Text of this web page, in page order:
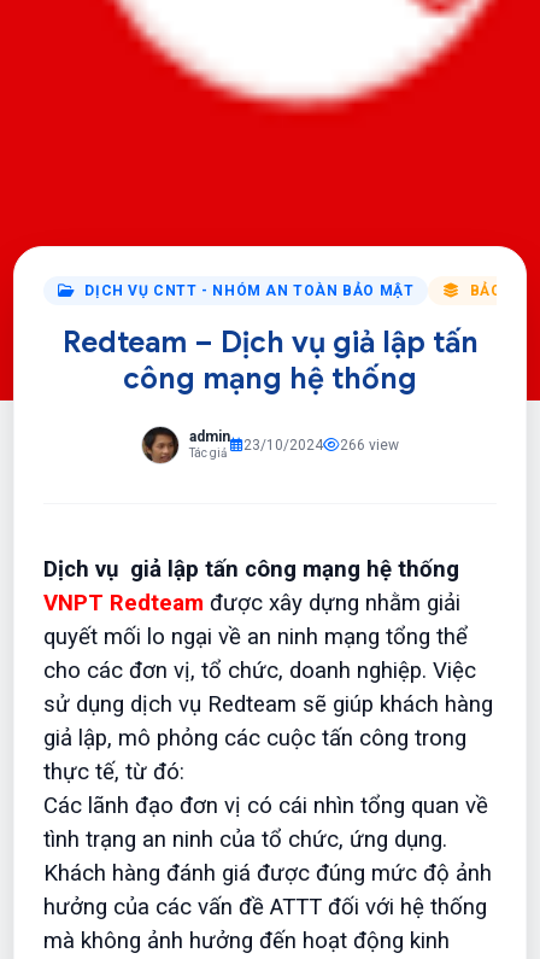
DỊCH VỤ CNTT - NHÓM AN TOÀN BẢO MẬT BẢO
Redteam – Dịch vụ giả lập tấn
công mạng hệ thống
admin
Tác giả 23/10/2024 266 view
Dịch vụ giả lập tấn công mạng hệ thống
VNPT Redteam được xây dựng nhằm giải
quyết mối lo ngại về an ninh mạng tổng thể
cho các đơn vị, tổ chức, doanh nghiệp. Việc
sử dụng dịch vụ Redteam sẽ giúp khách hàng
giả lập, mô phỏng các cuộc tấn công trong
thực tế, từ đó:
Các lãnh đạo đơn vị có cái nhìn tổng quan về
tình trạng an ninh của tổ chức, ứng dụng.
Khách hàng đánh giá được đúng mức độ ảnh
hưởng của các vấn đề ATTT đối với hệ thống
mà không ảnh hưởng đến hoạt động kinh